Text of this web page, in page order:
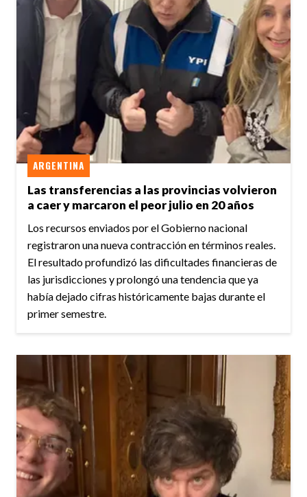
Las transferencias a las provincias volvieron
a caer y marcaron el peor julio en 20 años
ARGENTINA
Los recursos enviados por el Gobierno nacional
registraron una nueva contracción en términos reales.
El resultado profundizó las dificultades financieras de
las jurisdicciones y prolongó una tendencia que ya
había dejado cifras históricamente bajas durante el
primer semestre.